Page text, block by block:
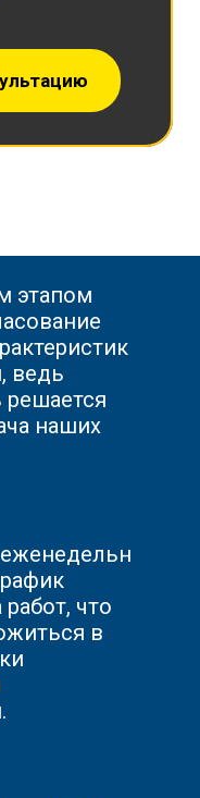
этапом
ведь
наших
еженедельн
что
в